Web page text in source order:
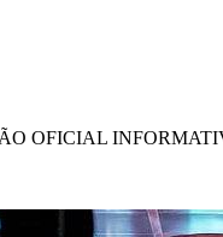
OFICIAL